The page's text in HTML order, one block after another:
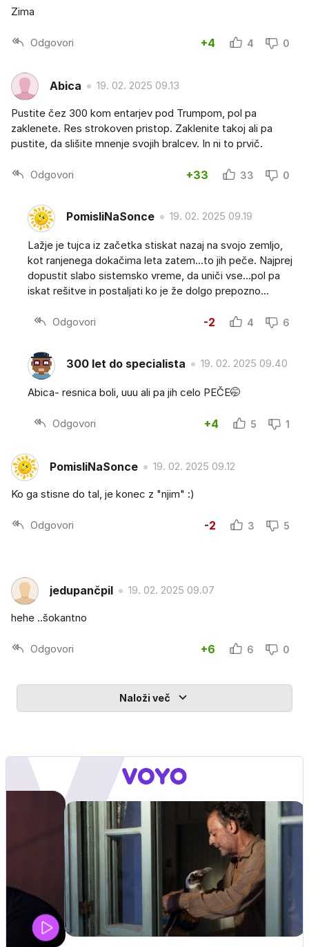
Zima
Odgovori +4 4 0
Abica 19. 02. 2025 09.13
Pustite čez 300 kom entarjev pod Trumpom, pol pa
zaklenete. Res strokoven pristop. Zaklenite takoj ali pa
pustite, da slišite mnenje svojih bralcev. In ni to prvič.
Odgovori +33 33 0
PomisliNaSonce 19. 02. 2025 09.19
Lažje je tujca iz začetka stiskat nazaj na svojo zemljo,
kot ranjenega dokačima leta zatem...to jih peče. Najprej
dopustit slabo sistemsko vreme, da uniči vse...pol pa
iskat rešitve in postaljati ko je že dolgo prepozno...
Odgovori -2 4 6
300 let do specialista 19. 02. 2025 09.40
Abica- resnica boli, uuu ali pa jih celo PEČE🤭
Odgovori +4 5 1
PomisliNaSonce 19. 02. 2025 09.12
Ko ga stisne do tal, je konec z "njim" :)
Odgovori -2 3 5
jedupančpil 19. 02. 2025 09.07
hehe ..šokantno
Odgovori +6 6 0
Naloži več